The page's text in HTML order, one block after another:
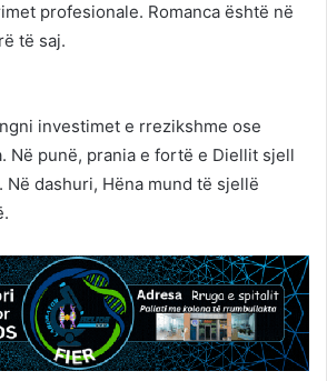
profesionale. Romanca është në
të saj.
investimet e rrezikshme ose
Në punë, prania e fortë e Diellit sjell
dashuri, Hëna mund të sjellë